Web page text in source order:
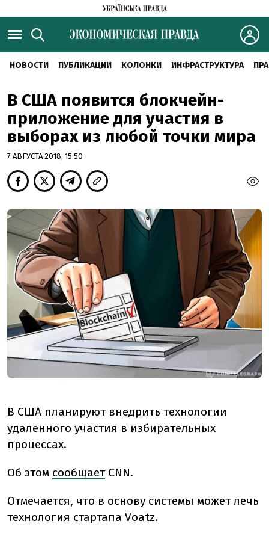
НОВОСТИ ПУБЛИКАЦИИ КОЛОНКИ ИНФРАСТРУКТУРА
В США появится блокчейн-
приложение для участия в
выборах из любой точки мира
7 АВГУСТА 2018, 15:50
В США планируют внедрить технологии
удаленного участия в избирательных
процессах.
Об этом сообщаетCNN.
Отмечается, что в основу системы может лечь
технология стартапа Voatz.